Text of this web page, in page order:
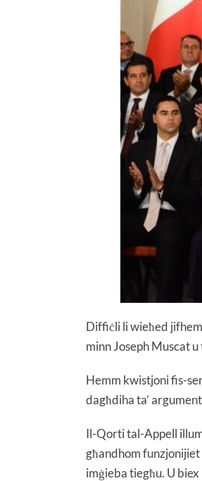
Diffiċli li wieħed
minn Joseph Muscat
Hemm kwistjoni fis-
dagħdiha ta’
Il-Qorti tal-Appell
għandhom
imġieba tiegħu. U